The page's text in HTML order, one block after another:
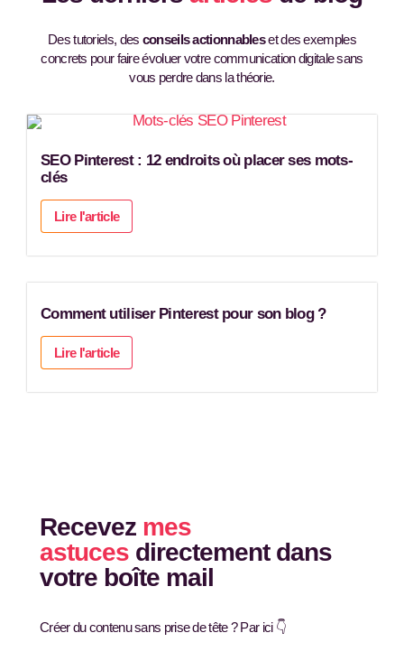
Des tutoriels, des conseils actionnableset des exemples
concrets pour faire évoluer votre communication digitale sans
vous perdre dans la théorie.
SEO Pinterest : 12 endroits où placer ses mots-
clés
Lire l'article
Comment utiliser Pinterest pour son blog ?
Lire l'article
Recevez mes
astuces directement dans
votre boîte mail
Créer du contenu sans prise de tête ? Par ici 👇